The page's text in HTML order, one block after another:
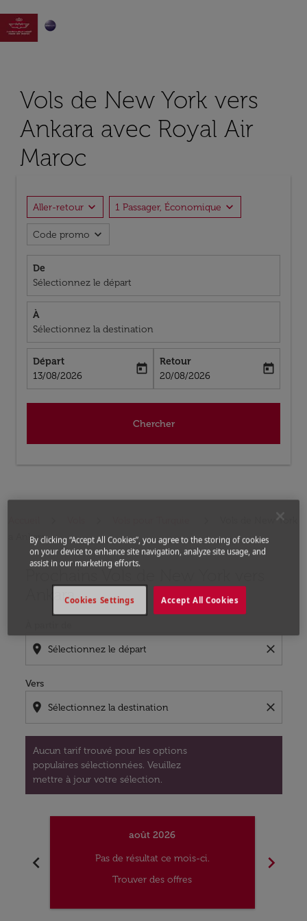

Vols de New York vers
Ankara avec Royal Air
Maroc
Aller-retour expand_more 1 Passager, Économique expand_more
Code promo expand_more
De
Sélectionnez le départ
À
Sélectionnez la destination
Départ
fc-booking-departure-date-aria-label
13/08/2026
today
Retour
fc-booking-return-date-aria-label
20/08/2026
today
Chercher
Vols de New York
a Ankara
Prochains Vols de New York vers
Ankara
location_on close
Vers
location_on close
Aucun tarif trouvé pour les options
populaires sélectionnées. Veuillez
mettre à jour votre sélection.
Aucun tarif trouvé pour les options populaires
chevron_left
août 2026
Pas de résultat ce mois-ci.
Trouver des offres
chevron_right
By clicking “Accept All Cookies”, you agree to the storing of cookies
on your device to enhance site navigation, analyze site usage, and
assist in our marketing efforts.
Accept All Cookies
Cookies Settings